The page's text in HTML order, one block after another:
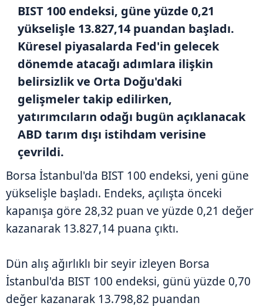
BIST 100 endeksi, güne yüzde 0,21
yükselişle 13.827,14 puandan başladı.
Küresel piyasalarda Fed'in gelecek
dönemde atacağı adımlara ilişkin
belirsizlik ve Orta Doğu'daki
gelişmeler takip edilirken,
yatırımcıların odağı bugün açıklanacak
ABD tarım dışı istihdam verisine
çevrildi.
Borsa İstanbul'da BIST 100 endeksi, yeni güne
yükselişle başladı. Endeks, açılışta önceki
kapanışa göre 28,32 puan ve yüzde 0,21 değer
kazanarak 13.827,14 puana çıktı.
Dün alış ağırlıklı bir seyir izleyen Borsa
İstanbul'da BIST 100 endeksi, günü yüzde 0,70
değer kazanarak 13.798,82 puandan